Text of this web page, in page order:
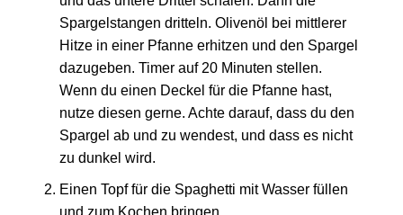
Spargelstangen dritteln. Olivenöl bei mittlerer
Hitze in einer Pfanne erhitzen und den Spargel
dazugeben. Timer auf 20 Minuten stellen.
Wenn du einen Deckel für die Pfanne hast,
nutze diesen gerne. Achte darauf, dass du den
Spargel ab und zu wendest, und dass es nicht
zu dunkel wird.
Einen Topf für die Spaghetti mit Wasser füllen
und zum Kochen bringen.